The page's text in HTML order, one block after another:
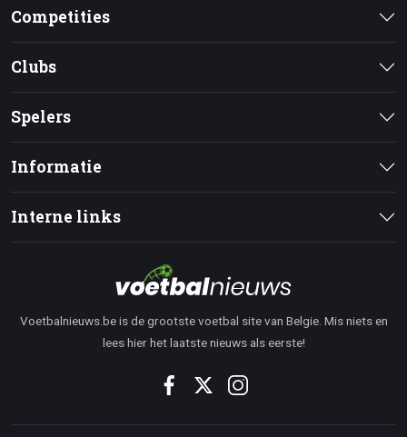
Competities
Clubs
Spelers
Informatie
Interne links
Voetbalnieuws.be is de grootste voetbal site van Belgie. Mis niets en
lees hier het laatste nieuws als eerste!